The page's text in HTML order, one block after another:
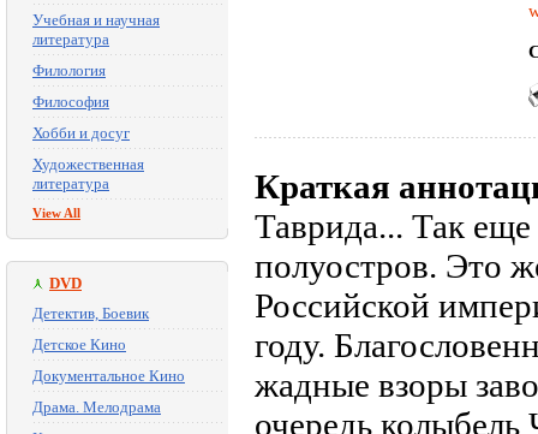
Учебная и научная
литература
Филология
Философия
Хобби и досуг
Художественная
литература
View All
DVD
Детектив, Боевик
Детское Кино
Документальное Кино
Драма. Мелодрама
Краткая
Таврида... Так
полуостров. Это
Российской
году.
жадные взоры
очередь колыбель